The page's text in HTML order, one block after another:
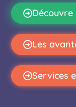
Découvre
Les
Services